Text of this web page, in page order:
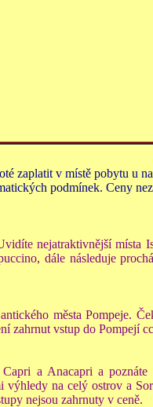
zaplatit v místě pobytu u
podmínek. Ceny
nejatraktivnější místa
dále následuje
města Pompeje.
vstup do Pompejí
a Anacapri a
na celý ostrov a
nejsou zahrnuty v ceně.